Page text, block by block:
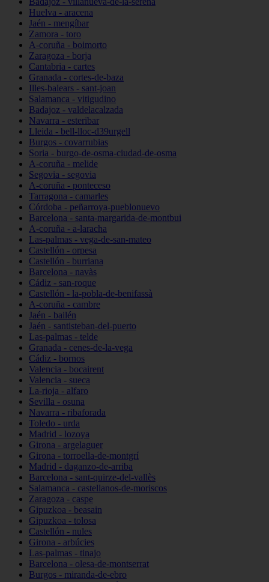
Huelva - aracena
Jaén - mengíbar
Zamora - toro
A-coruña - boimorto
Zaragoza - borja
Cantabria - cartes
Granada - cortes-de-baza
Illes-balears - sant-joan
Salamanca - vitigudino
Badajoz - valdelacalzada
Navarra - esteribar
Lleida - bell-lloc-d39urgell
Burgos - covarrubias
Soria - burgo-de-osma-ciudad-de-osma
A-coruña - melide
Segovia - segovia
A-coruña - ponteceso
Tarragona - camarles
Córdoba - peñarroya-pueblonuevo
Barcelona - santa-margarida-de-montbui
A-coruña - a-laracha
Las-palmas - vega-de-san-mateo
Castellón - orpesa
Castellón - burriana
Barcelona - navàs
Cádiz - san-roque
Castellón - la-pobla-de-benifassà
A-coruña - cambre
Jaén - bailén
Jaén - santisteban-del-puerto
Las-palmas - telde
Granada - cenes-de-la-vega
Cádiz - bornos
Valencia - bocairent
Valencia - sueca
La-rioja - alfaro
Sevilla - osuna
Navarra - ribaforada
Toledo - urda
Madrid - lozoya
Girona - argelaguer
Girona - torroella-de-montgrí
Madrid - daganzo-de-arriba
Barcelona - sant-quirze-del-vallès
Salamanca - castellanos-de-moriscos
Zaragoza - caspe
Gipuzkoa - beasain
Gipuzkoa - tolosa
Castellón - nules
Girona - arbúcies
Las-palmas - tinajo
Barcelona - olesa-de-montserrat
Burgos - miranda-de-ebro